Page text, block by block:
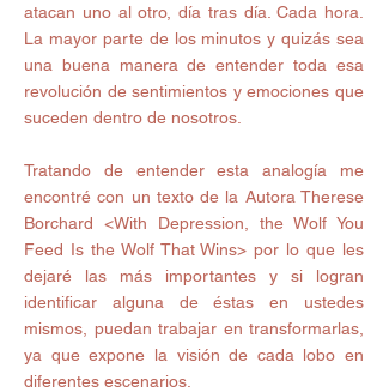
atacan uno al otro, día tras día. Cada hora.
La mayor parte de los minutos y quizás sea
una buena manera de entender toda esa
revolución de sentimientos y emociones que
suceden dentro de nosotros.
Tratando de entender esta analogía me
encontré con un texto de la Autora Therese
Borchard <With Depression, the Wolf You
Feed Is the Wolf That Wins> por lo que les
dejaré las más importantes y si logran
identificar alguna de éstas en ustedes
mismos, puedan trabajar en transformarlas,
ya que expone la visión de cada lobo en
diferentes escenarios.